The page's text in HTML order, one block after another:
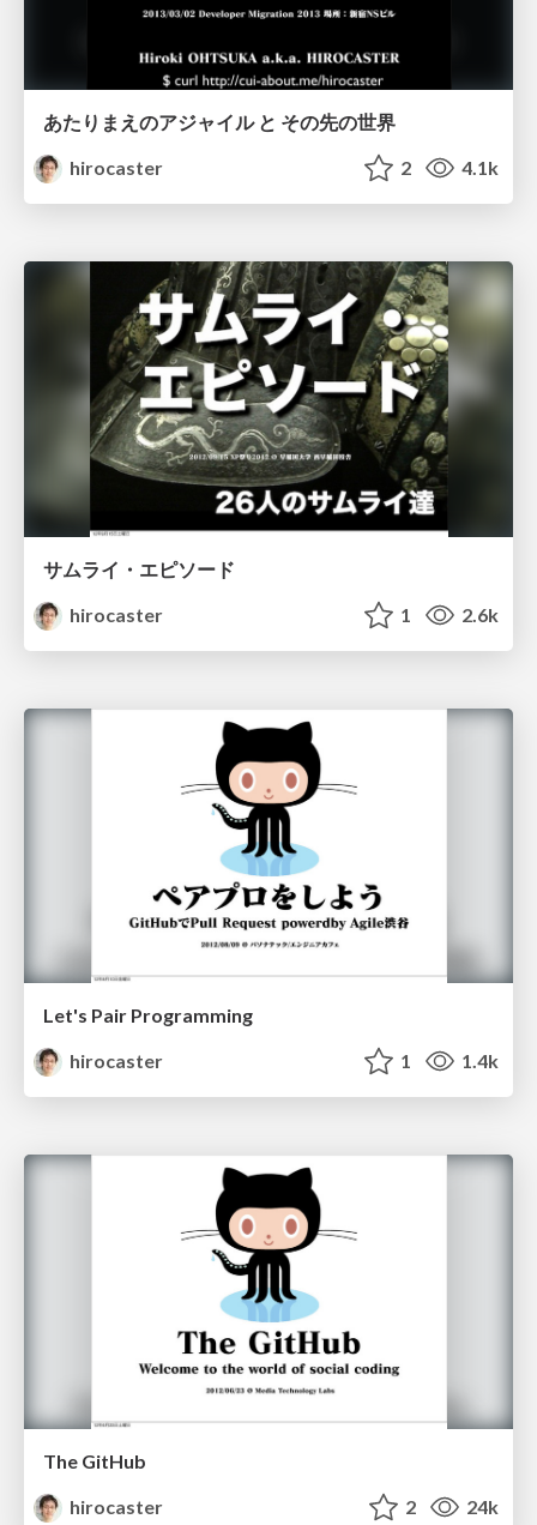
あたりまえのアジャイル と その先の世界
hirocaster
2 4.1k
サムライ・エピソード
hirocaster
1 2.6k
Let's Pair Programming
hirocaster
1 1.4k
The GitHub
hirocaster
2 24k